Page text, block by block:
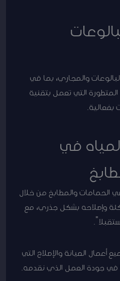
والمجاري، بما في
التي تعمل بتقنية
بفعالية.
في
الحمامات والمطابخ من خلال
وإصلاحه بشكل جذري، مع
الصيانة والإصلاح التي
في جودة العمل الذي نقدمه.